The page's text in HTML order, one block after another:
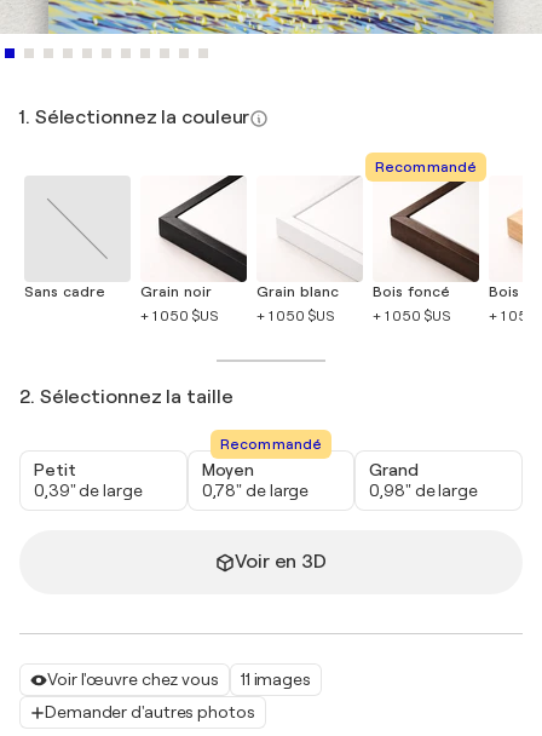
Voir l'œuvre chez vous
11 images
Demander d'autres photos
1. Sélectionnez la couleur
Sans cadre
Grain noir
+ 1 050 $US
Grain blanc
+ 1 050 $US
Recommandé
Bois foncé
+ 1 050 $US
Bois
+ 1 050
2. Sélectionnez la taille
Petit
0,39" de large
Recommandé
Moyen
0,78" de large
Grand
0,98" de large
Voir en 3D